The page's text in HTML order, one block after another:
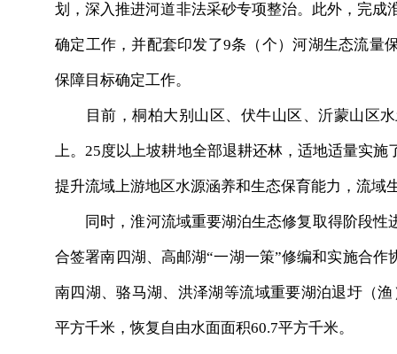
划，深入推进河道非法采砂专项整治。此外，完
确定工作，并配套印发了9条（个）河湖生态流量
保障目标确定工作。
目前，桐柏大别山区、伏牛山区、沂蒙山区水
上。25度以上坡耕地全部退耕还林，适地适量实
提升流域上游地区水源涵养和生态保育能力，流域
同时，淮河流域重要湖泊生态修复取得阶段性
合签署南四湖、高邮湖“一湖一策”修编和实施合
南四湖、骆马湖、洪泽湖等流域重要湖泊退圩（
平方千米，恢复自由水面面积60.7平方千米。